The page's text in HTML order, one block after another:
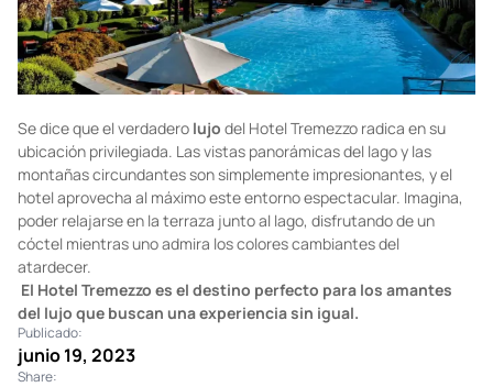
Se dice que el verdadero lujo del Hotel Tremezzo radica en su
ubicación privilegiada. Las vistas panorámicas del lago y las
montañas circundantes son simplemente impresionantes, y el
hotel aprovecha al máximo este entorno espectacular. Imagina,
poder relajarse en la terraza junto al lago, disfrutando de un
cóctel mientras uno admira los colores cambiantes del
atardecer.
El Hotel Tremezzo es el destino perfecto para los amantes
del lujo que buscan una experiencia sin igual.
Publicado:
junio 19, 2023
Share: